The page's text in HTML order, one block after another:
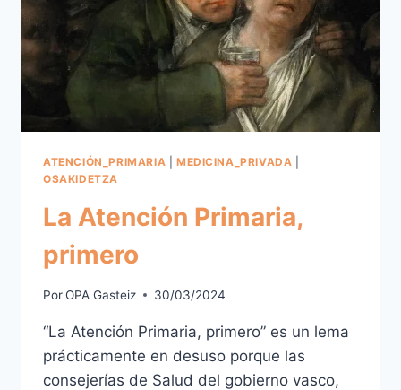
ATENCIÓN_PRIMARIA MEDICINA_PRIVADA
OSAKIDETZA
La Atención Primaria,
primero
PorOPA Gasteiz 30/03/2024
“La Atención Primaria, primero” es un lema
prácticamente en desuso porque las
consejerías de Salud del gobierno vasco,